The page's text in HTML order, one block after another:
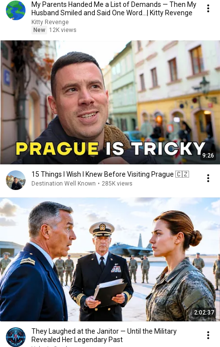
My Parents Handed Me a List of Demands — Then My
Husband Smiled and Said One Word...| Kitty Revenge
Kitty Revenge
New
12K views
9:26
15 Things I Wish I Knew Before Visiting Prague 🇨🇿
Destination Well Known • 285K views
2:02:37
They Laughed at the Janitor — Until the Military
Revealed Her Legendary Past